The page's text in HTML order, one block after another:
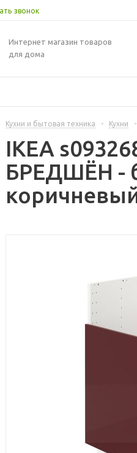
звонок
Интернет магазин товаров
для дома
Кухни и бытовая техника - Кухни -
IKEA
БРЕДШЁН -